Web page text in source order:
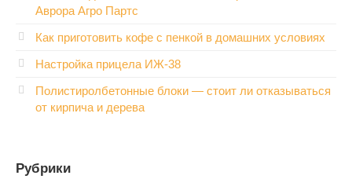
Аврора Агро Партс
Как приготовить кофе с пенкой в домашних условиях
Настройка прицела ИЖ‑38
Полистиролбетонные блоки — стоит ли отказываться
от кирпича и дерева
Рубрики